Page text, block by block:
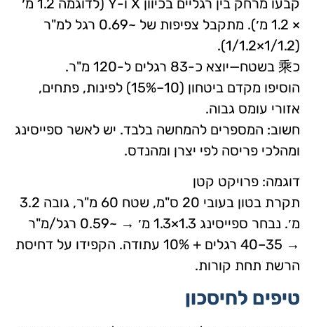
קבעו מרחק בין רגליים בכיוון X ו-Y (לדוגמה 1.2 מ׳
× 1.2 מ׳). מתקבל צפיפות של ~0.69 רגל למ"ר
(1/1.2×1/1.2).
כ乘 בשטח—יוצא כ-83 רגלים ל-120 מ"ר.
הוסיפו מקדם ביטחון (10–15%) לפינות, פתחים,
אזורי עומס גבוה.
חשוב: המספרים להמחשה בלבד. יש לאשר ספייסינג
ומהלכי פריסה לפי יצרן ומהנדס.
דוגמה: פרויקט קטן
תקרת בטון בעובי 20 ס"מ, שטח 60 מ"ר, גובה 3.2
מ׳. נבחר ספייסינג 1.3×1.3 מ׳ → ~0.59 רגל/מ"ר
→ 35–40 רגלים + 10% עתודה. הקפידו על דחיסת
הרשת תחת קורות.
טיפים לחיסכון